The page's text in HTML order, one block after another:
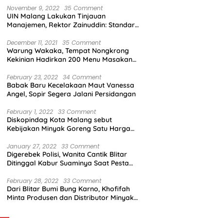
November 9, 2022 35 Comment
UIN Malang Lakukan Tinjauan
Manajemen, Rektor Zainuddin: Standar
December 11, 2021 35 Comment
Warung Wakaka, Tempat Nongkrong
Kekinian Hadirkan 200 Menu Masakan
February 23, 2022 34 Comment
Babak Baru Kecelakaan Maut Vanessa
Angel, Sopir Segera Jalani Persidangan
February 1, 2022 33 Comment
Diskopindag Kota Malang sebut
Kebijakan Minyak Goreng Satu Harga
January 27, 2022 33 Comment
Digerebek Polisi, Wanita Cantik Blitar
Ditinggal Kabur Suaminya Saat Pesta
February 28, 2022 33 Comment
Dari Blitar Bumi Bung Karno, Khofifah
Minta Produsen dan Distributor Minyak